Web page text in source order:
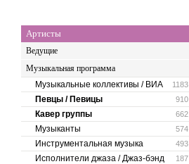
Артисты
Ведущие
Музыкальная программа
1183
Музыкальные коллективы / ВИА
910
Певцы / Певицы
662
Кавер группы
574
Музыканты
493
Инструментальная музыка
187
Исполнители джаза / Джаз-бэнд